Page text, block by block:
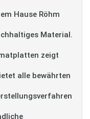
Hause Röhm
Material.
zeigt
alle bewährten